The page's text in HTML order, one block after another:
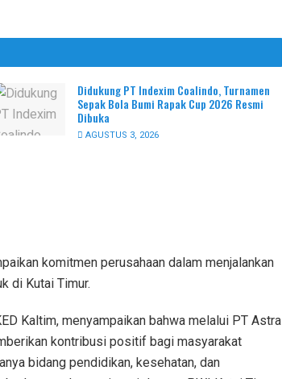
Didukung PT Indexim Coalindo, Turnamen
Sepak Bola Bumi Rapak Cup 2026 Resmi
Dibuka
AGUSTUS 3, 2026
komitmen perusahaan dalam menjalankan
di Kutai Timur.
Kaltim, menyampaikan bahwa melalui PT Astra
kontribusi positif bagi masyarakat
bidang pendidikan, kesehatan, dan